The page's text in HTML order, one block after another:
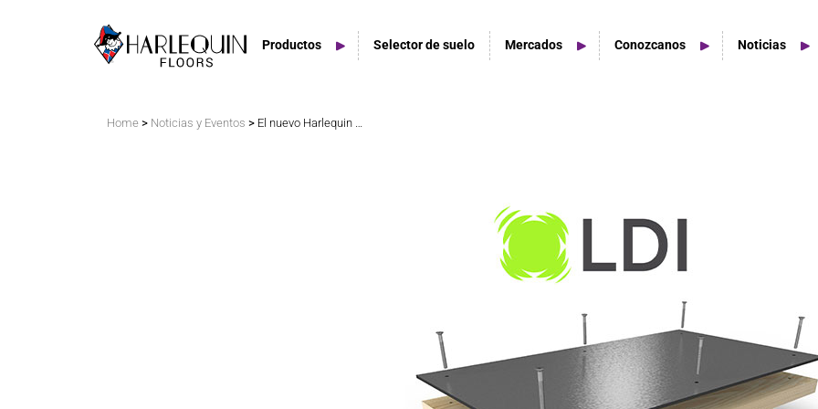
Productos
Espacios de estudio en casa
Selector de suelo Mercados Conozcanos Noticias
Home > Noticias y Eventos > El nuevo Harlequin RockSure aparece en Live Design